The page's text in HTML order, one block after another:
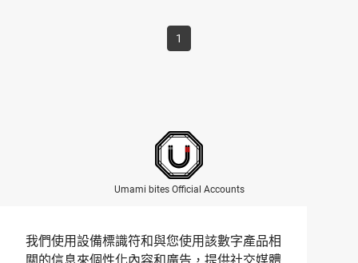
我們使用設備標識符和與您使用該數字產品相
關的信息來個性化內容和廣告，提供社交媒體
1
Umami bites Official Accounts